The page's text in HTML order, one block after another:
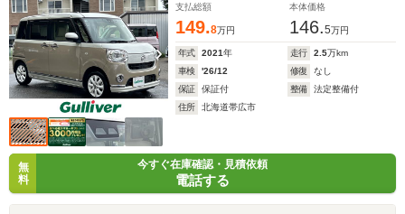
支払総額
149.8万円
本体価格
146.5万円
年式 2021年 走行 2.5万km
車検
'26/12 修復
なし
保証
保証付 整備
法定整備付
住所
北海道帯広市
無
料
今すぐ在庫確認・見積依頼
電話する